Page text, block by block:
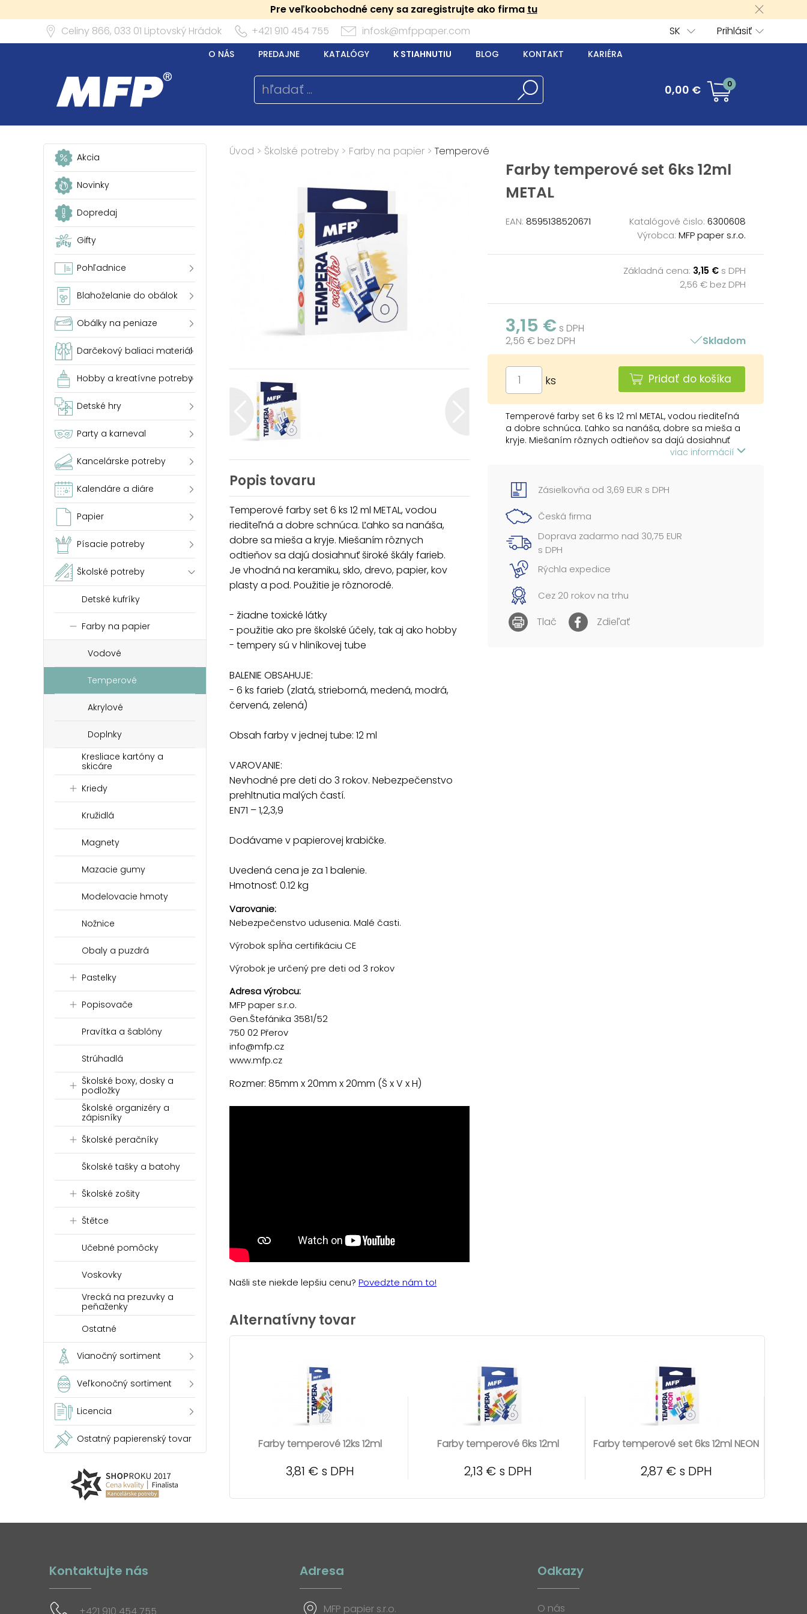
Pre veľkoobchodné ceny sa zaregistrujte ako firma tu
Celiny 866, 033 01 Liptovský Hrádok +421 910 454 755 infosk@mfppaper.com Prihlásiť
SK
O NÁS PREDAJNE KATALÓGY K STIAHNUTIU BLOG KONTAKT KARIÉRA
0,00 € 0
Akcia
Novinky
Dopredaj
Gifty
Pohľadnice
Blahoželanie do obálok
Obálky na peniaze
Darčekový baliaci materiál
Hobby a kreatívne potreby
Detské hry
Party a karneval
Kancelárske potreby
Kalendáre a diáre
Papier
Písacie potreby
Školské potreby
Detské kufríky
Farby na papier
Vodové
Temperové
Akrylové
Doplnky
Kresliace kartóny a
skicáre
Kriedy
Kružidlá
Magnety
Mazacie gumy
Modelovacie hmoty
Nožnice
Obaly a puzdrá
Pastelky
Popisovače
Pravítka a šablóny
Strúhadlá
Školské boxy, dosky a
podložky
Školské organizéry a
zápisníky
Školské peračníky
Školské tašky a batohy
Školské zošity
Štětce
Učebné pomôcky
Voskovky
Vrecká na prezuvky a
peňaženky
Ostatné
Vianočný sortiment
Veľkonočný sortiment
Licencia
Ostatný papierenský tovar
Úvod > Školské potreby > Farby na papier > Temperové
Farby temperové set 6ks 12ml
METAL
EAN: 8595138520671 Katalógové čislo: 6300608
Výrobca: MFP paper s.r.o.
Základná cena: 3,15 € s DPH
2,56 € bez DPH
3,15 € s DPH
2,56 € bez DPH
Skladom
ks Pridať do košíka
Temperové farby set 6 ks 12 ml METAL, vodou riediteľná
a dobre schnúca. Ľahko sa nanáša, dobre sa mieša a
kryje. Miešaním rôznych odtieňov sa dajú dosiahnuť
široké škály farieb. Je vhodná na keramiku, sklo, drevo,
- žiadne toxické látky
- použitie ako pre školské účely, tak aj ako hobby
- tempery sú v hliníkovej tube
BALENIE OBSAHUJE:
- 6 ks farieb (zlatá, strieborná, medená, modrá, červená,
zelená)
Obsah farby v jednej tube: 12 ml
VAROVANIE:
Nevhodné pre deti do 3 rokov. Nebezpečenstvo
prehltnutia malých častí.
viac informácií
Popis tovaru
Temperové farby set 6 ks 12 ml METAL, vodou
riediteľná a dobre schnúca. Ľahko sa nanáša,
dobre sa mieša a kryje. Miešaním rôznych
odtieňov sa dajú dosiahnuť široké škály farieb.
Je vhodná na keramiku, sklo, drevo, papier, kov
plasty a pod. Použitie je rôznorodé.
- žiadne toxické látky
- použitie ako pre školské účely, tak aj ako hobby
- tempery sú v hliníkovej tube
BALENIE OBSAHUJE:
- 6 ks farieb (zlatá, strieborná, medená, modrá,
červená, zelená)
Obsah farby v jednej tube: 12 ml
VAROVANIE:
Nevhodné pre deti do 3 rokov. Nebezpečenstvo
prehltnutia malých častí.
EN71 – 1,2,3,9
Dodávame v papierovej krabičke.
Uvedená cena je za 1 balenie.
Hmotnosť: 0.12 kg
Varovanie:
Nebezpečenstvo udusenia. Malé časti.
Výrobok spĺňa certifikáciu CE
Výrobok je určený pre deti od 3 rokov
Adresa výrobcu:
MFP paper s.r.o.
Gen.Štefánika 3581/52
750 02 Přerov
info@mfp.cz
www.mfp.cz
Rozmer: 85mm x 20mm x 20mm (Š x V x H)
Našli ste niekde lepšiu cenu? Povedzte nám to!
Zásielkovňa od 3,69 EUR s DPH
Česká firma
Doprava zadarmo nad 30,75 EUR
s DPH
Rýchla expedice
Cez 20 rokov na trhu
Tlač Zdieľať
Alternatívny tovar
Farby temperové 12ks 12ml
3,81 € s DPH
Farby temperové 6ks 12ml
2,13 € s DPH
Farby temperové set 6ks 12ml NEON
2,87 € s DPH
Kontaktujte nás
+421 910 454 755
Adresa
MFP papier s.r.o.
Odkazy
O nás